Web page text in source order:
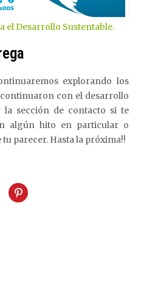
el Desarrollo Sustentable.
explorando los
continuaron con el desarrollo
la sección de contacto si te
algún hito en particular o
parecer. Hasta la próxima!!